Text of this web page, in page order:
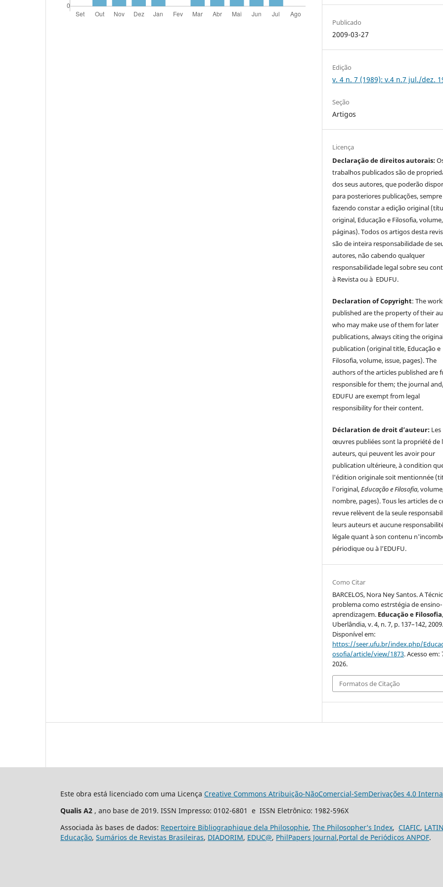
Publicado
2009-03-27
Edição
v. 4 n. 7 (1989): v.4 n.7 jul./dez.
Seção
Artigos
Licença
Declaração de direitos autorais:
trabalhos publicados são de
dos seus autores, que poderão
para posteriores publicações, sempre
fazendo constar a edição original
original, Educação e Filosofia,
páginas). Todos os artigos desta
são de inteira responsabilidade de
autores, não cabendo qualquer
responsabilidade legal sobre seu
à Revista ou à EDUFU.
Declaration of Copyright: The
published are the property of their
who may make use of them for later
publications, always citing the
publication (original title, Educação e
Filosofia, volume, issue, pages). The
authors of the articles published are
responsible for them; the journal
EDUFU are exempt from legal
responsibility for their content.
Déclaration de droit d’auteur: Les
œuvres publiées sont la propriété de
auteurs, qui peuvent les avoir pour
publication ultérieure, à condition
l'édition originale soit mentionnée
l'original,Educação e Filosofia,
nombre, pages). Tous les articles de
revue relèvent de la seule
leurs auteurs et aucune
légale quant à son contenu
périodique ou à l’EDUFU.
Como Citar
BARCELOS, Nora Ney Santos. A
problema como estrstégia de ensino-
aprendizagem. Educação e Filosofia,
Uberlândia, v. 4, n. 7, p. 137–142, 2009.
Disponível em:
https://seer.ufu.br/index.php/
osofia/article/view/1873. Acesso em:
2026.
Formatos de Citação
Este obra está licenciado com uma Licença Creative Commons Atribuição-NãoComercial-SemDerivações 4.0
Qualis A2 , ano base de 2019. ISSN Impresso: 0102-6801 e ISSN Eletrônico: 1982-596X
Associada às bases de dados: Repertoire Bibliographique dela Philosophie, The Philosopher’s Index, CIAFIC,
Educação, Sumários de Revistas Brasileiras, DIADORIM, EDUC@, PhilPapers Journal,Portal de Periódicos ANPOF.